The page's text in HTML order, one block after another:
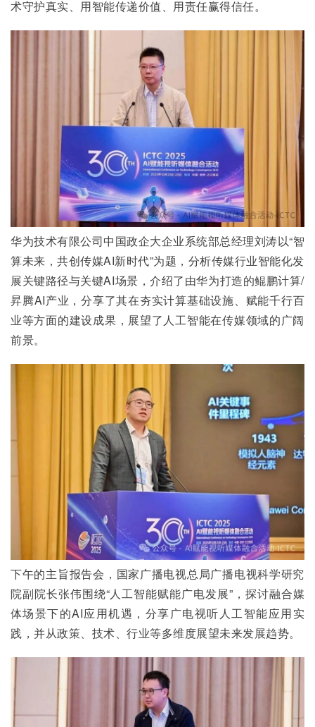
术守护真实、用智能传递价值、用责任赢得信任。
华为技术有限公司中国政企大企业系统部总经理刘涛以“智
算未来，共创传媒AI新时代”为题，分析传媒行业智能化发
展关键路径与关键AI场景，介绍了由华为打造的鲲鹏计算/
昇腾AI产业，分享了其在夯实计算基础设施、赋能千行百
业等方面的建设成果，展望了人工智能在传媒领域的广阔
前景。
下午的主旨报告会，国家广播电视总局广播电视科学研究
院副院长张伟围绕“人工智能赋能广电发展”，探讨融合媒
体场景下的AI应用机遇，分享广电视听人工智能应用实
践，并从政策、技术、行业等多维度展望未来发展趋势。